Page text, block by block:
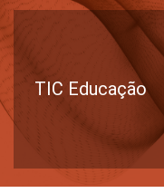
TIC Educação